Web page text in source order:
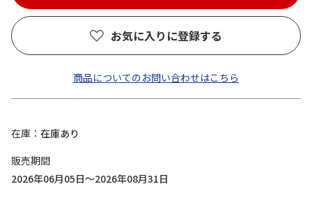
お気に入りに登録する
商品についてのお問い合わせはこちら
在庫
在庫あり
販売期間
2026年06月05日～2026年08月31日